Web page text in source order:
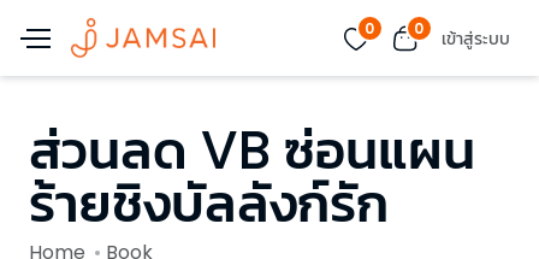
0 0 เข้าสู่ระบบ
ส่วนลด VB ซ่อนแผน
ร้ายชิงบัลลังก์รัก
Home Book